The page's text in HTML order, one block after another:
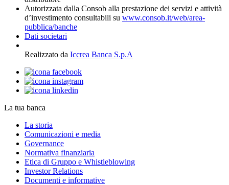
Autorizzata dalla Consob alla prestazione dei servizi e attività
d’investimento consultabili su www.consob.it/web/area-
pubblica/banche
Dati societari
Realizzato da Iccrea Banca S.p.A
La tua banca
La storia
Comunicazioni e media
Governance
Normativa finanziaria
Etica di Gruppo e Whistleblowing
Investor Relations
Documenti e informative